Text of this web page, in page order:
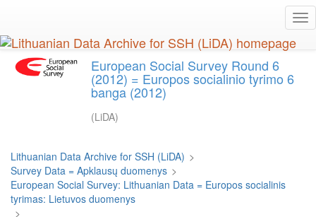
main
content
European Social Survey Round 6
(2012) = Europos socialinio tyrimo 6
banga (2012)
(LiDA)
Lithuanian Data Archive for SSH (LiDA) >
Survey Data = Apklausų duomenys >
European Social Survey: Lithuanian Data = Europos socialinis
tyrimas: Lietuvos duomenys
>